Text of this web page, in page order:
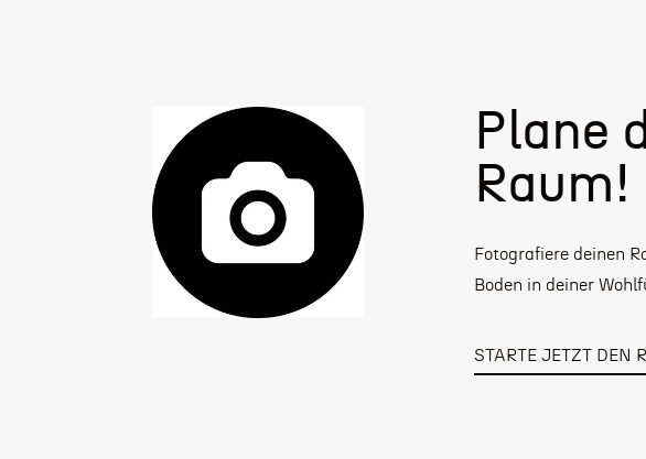
Plane
Raum!
Fotografiere deinen
Boden in deiner
STARTE JETZT DEN